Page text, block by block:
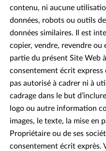
contenu, ni aucune
données, robots ou outils
données similaires. Il est
copier, vendre, revendre
partie du présent Site Web
consentement écrit express
pas autorisé à cadrer ni à
cadrage dans le but
logo ou autre information
images, le texte, la mise en
Propriétaire ou de ses
consentement écrit exprès.